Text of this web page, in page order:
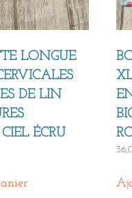
LONGUE
DE LIN
ÉCRU